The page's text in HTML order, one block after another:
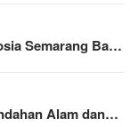
Semarang Ba…
Alam dan…